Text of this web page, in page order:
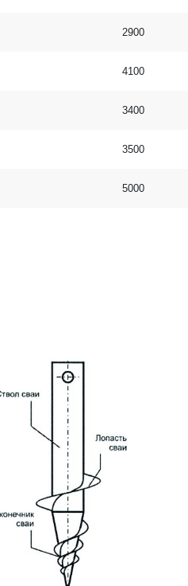
2900
4100
3400
3500
5000